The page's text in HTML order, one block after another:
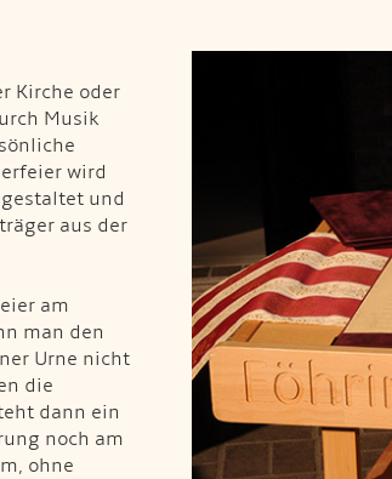
Kirche oder
Musik
wird
und
aus der
am
man den
Urne nicht
die
dann ein
noch am
ohne